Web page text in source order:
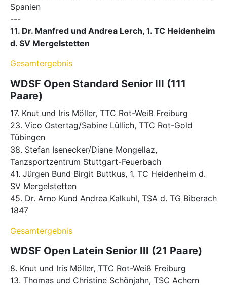
Spanien
---
11. Dr. Manfred und Andrea Lerch, 1. TC Heidenheim
d. SV Mergelstetten
Gesamtergebnis
WDSF Open Standard Senior III (111
Paare)
17. Knut und Iris Möller, TTC Rot-Weiß Freiburg
23. Vico Ostertag/Sabine Lüllich, TTC Rot-Gold
Tübingen
38. Stefan Isenecker/Diane Mongellaz,
Tanzsportzentrum Stuttgart-Feuerbach
41. Jürgen Bund Birgit Buttkus, 1. TC Heidenheim d.
SV Mergelstetten
45. Dr. Arno Kund Andrea Kalkuhl, TSA d. TG Biberach
1847
Gesamtergebnis
WDSF Open Latein Senior III (21 Paare)
8. Knut und Iris Möller, TTC Rot-Weiß Freiburg
13. Thomas und Christine Schönjahn, TSC Achern